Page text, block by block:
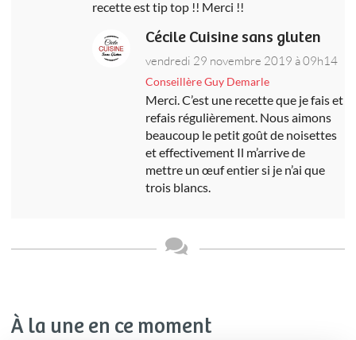
recette est tip top !! Merci !!
Cécile Cuisine sans gluten
vendredi 29 novembre 2019 à 09h14
Conseillère Guy Demarle
Merci. C’est une recette que je fais et
refais régulièrement. Nous aimons
beaucoup le petit goût de noisettes
et effectivement Il m’arrive de
mettre un œuf entier si je n’ai que
trois blancs.
À la une en ce moment